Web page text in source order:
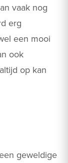
vaak nog
erg
een mooi
ook
op kan
geweldige